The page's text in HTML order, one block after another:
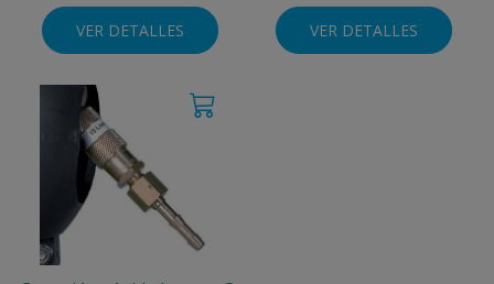
VER DETALLES VER DETALLES